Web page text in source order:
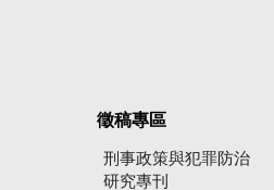
徵稿專區
刑事政策與犯罪防治
研究專刊